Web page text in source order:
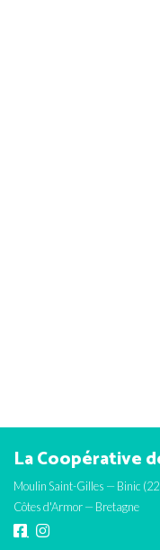
La Coopérative
Moulin Saint-Gilles — Binic
Côtes d'Armor — Bretagne